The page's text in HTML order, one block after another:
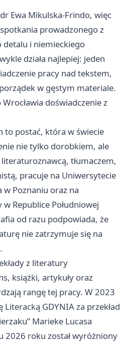
Ewa Mikulska-Frindo, więc
prowadzonego z
i niemieckiego
działa najlepiej: jeden
pracy nad tekstem,
w gęstym materiale.
doświadczenie z
to postać, która w świecie
nie tylko dorobkiem, ale
literaturoznawcą, tłumaczem,
pracuje na Uniwersytecie
w Poznaniu oraz na
Republice Południowej
od razu podpowiada, że
nie zatrzymuje się na
z literatury
książki, artykuły oraz
rangę tej pracy. W 2023
GDYNIA za przekład
Marieke Lucasa
2026 roku został wyróżniony